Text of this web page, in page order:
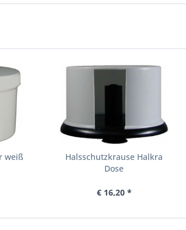
weiß
Halsschutzkrause Halkra
Dose
€ 16,20 *